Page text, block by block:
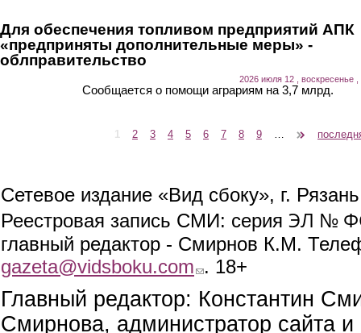
Для обеспечения топливом предприятий АПК
«предприняты дополнительные меры» -
облправительство
2026 июля 12 , воскресенье ,
Сообщается о помощи аграриям на 3,7 млрд.
1 2 3 4 5 6 7 8 9
Сетевое издание «Вид сбоку», г.
Реестровая запись СМИ: серия ЭЛ №
главный редактор - Смирнов К.М.
gazeta@vidsboku.com (link sends e-mail)
. 18+
Главный редактор: Константин
Смирнова, администратор сайта